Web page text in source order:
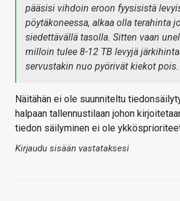
pääsisi vihdoin eroon fyysisistä
pöytäkoneessa, alkaa olla terahinta
siedettävällä tasolla. Sitten vaan
milloin tulee 8-12 TB levyjä
servustakin nuo pyörivät kiekot pois.
Näitähän ei ole suunniteltu
halpaan tallennustilaan johon
tiedon säilyminen ei ole
Kirjaudu sisään vastataksesi